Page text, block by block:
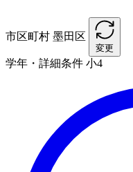
市区町村 墨田区
変更
学年・詳細条件 小4